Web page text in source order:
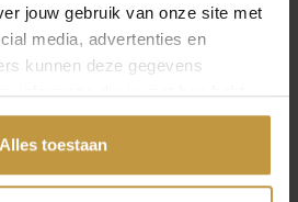
jouw gebruik van onze site met
media, advertenties en
kunnen deze gegevens
informatie die je met hen hebt
verzameld via jouw gebruik van
Alles toestaan